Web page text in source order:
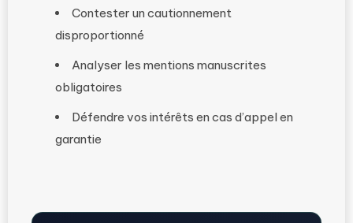
Contester un cautionnement
disproportionné
Analyser les mentions manuscrites
obligatoires
Défendre vos intérêts en cas d’appel en
garantie